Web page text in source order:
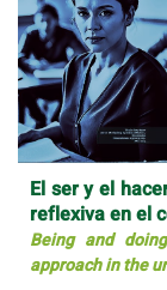
El ser y el
reflexiva en el
Being and
approach in the